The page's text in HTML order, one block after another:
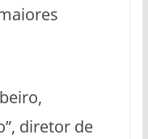
diretor de